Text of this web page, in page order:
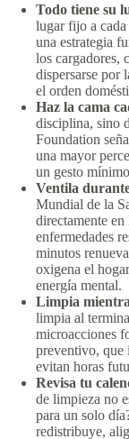
Todo tiene su
lugar fijo a cada
una estrategia
los cargadores,
dispersarse por
el orden
Haz la cama
disciplina, sino
Foundation
una mayor
un gesto
Ventila
Mundial de la
directamente
enfermedades
minutos
oxigena el
energía mental.
Limpia
limpia al
microacciones
preventivo, que
evitan horas
Revisa tu
de limpieza no
para un solo
redistribuye,